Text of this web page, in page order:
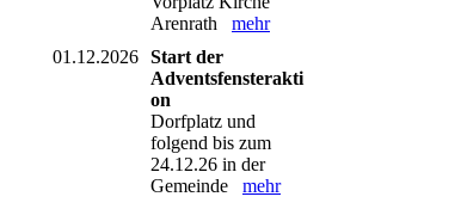
Arenrath mehr
01.12.2026 Start der
Adventsfensterakti
on
Dorfplatz und
folgend bis zum
24.12.26 in der
Gemeinde mehr